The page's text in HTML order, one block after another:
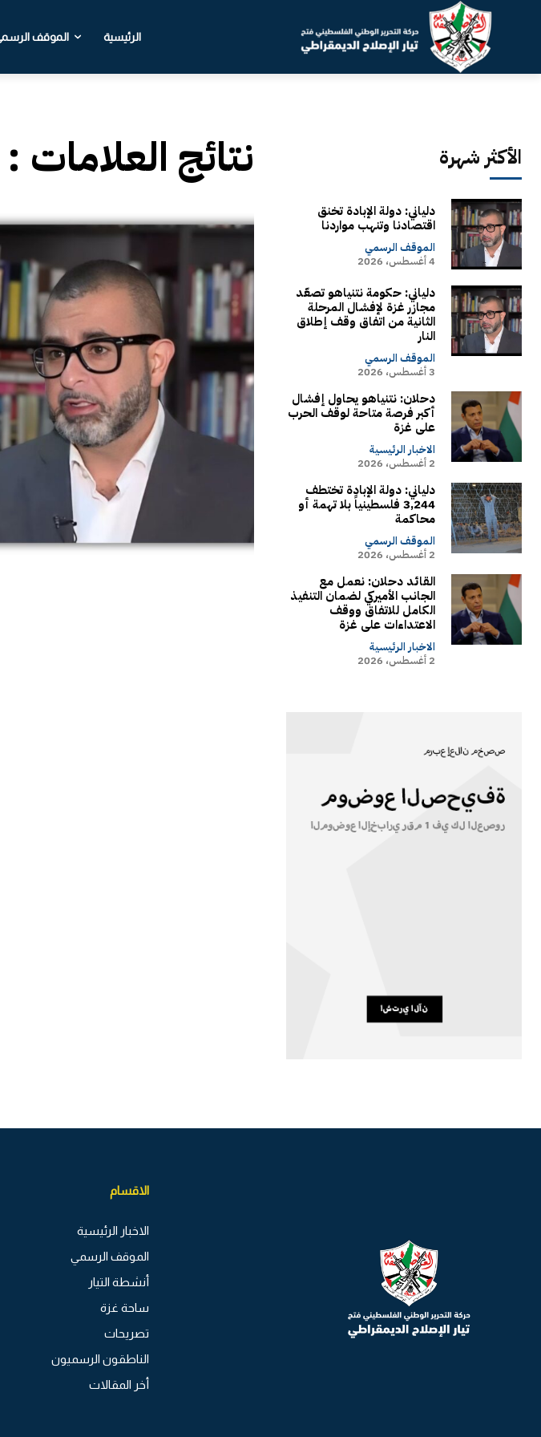
الرئيسية الموقف
نتائج العلامات : الأكثر شهرة
دلياني: دولة الإبادة تخنق
اقتصادنا وتنهب مواردنا
الموقف الرسمي
4 أغسطس، 2026
دلياني: حكومة نتنياهو تصعّد
مجازر غزة لإفشال المرحلة
الثانية من اتفاق وقف إطلاق
النار
الموقف الرسمي
3 أغسطس، 2026
دحلان: نتنياهو يحاول إفشال
أكبر فرصة متاحة لوقف الحرب
على غزة
الاخبار الرئيسية
2 أغسطس، 2026
دلياني: دولة الإبادة تختطف
3,244 فلسطينياً بلا تهمة أو
محاكمة
الموقف الرسمي
2 أغسطس، 2026
القائد دحلان: نعمل مع
الجانب الأميركي لضمان التنفيذ
الكامل للاتفاق ووقف
الاعتداءات على غزة
الاخبار الرئيسية
2 أغسطس، 2026
الاقسام
الاخبار الرئيسية
الموقف الرسمي
أنشطة التيار
ساحة غزة
تصريحات
الناطقون الرسميون
أخر المقالات